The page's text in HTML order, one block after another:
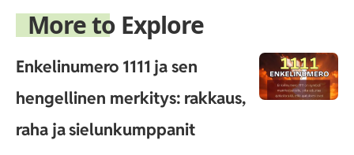
More to Explore
Enkelinumero 1111 ja sen
hengellinen merkitys: rakkaus,
raha ja sielunkumppanit